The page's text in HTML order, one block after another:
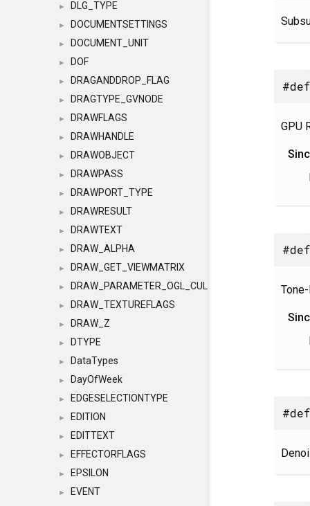
► DLG_TYPE
► DOCUMENTSETTINGS
► DOCUMENT_UNIT
► DOF
► DRAGANDDROP_FLAG
► DRAGTYPE_GVNODE
► DRAWFLAGS
► DRAWHANDLE
► DRAWOBJECT
► DRAWPASS
► DRAWPORT_TYPE
► DRAWRESULT
► DRAWTEXT
► DRAW_ALPHA
► DRAW_GET_VIEWMATRIX
► DRAW_PARAMETER_OGL_CULLING
► DRAW_TEXTUREFLAGS
► DRAW_Z
► DTYPE
► DataTypes
► DayOfWeek
► EDGESELECTIONTYPE
► EDITION
► EDITTEXT
► EFFECTORFLAGS
► EPSILON
►
EVENT
GPU